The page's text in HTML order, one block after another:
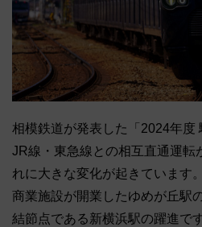
相模鉄道が発表した「2024年度
JR線・東急線との相互直通運転
れに大きな変化が起きています
商業施設が開業したゆめが丘駅
結節点である新横浜駅の躍進で